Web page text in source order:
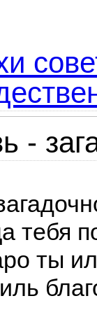
-
тебя
ты